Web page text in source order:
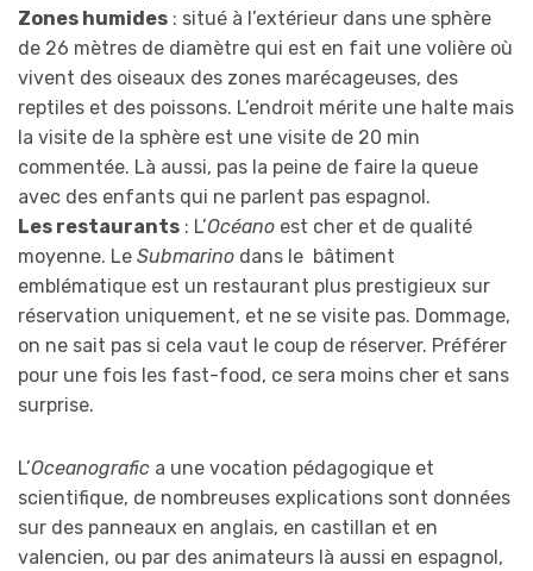
Zones humides : situé à l’extérieur dans une sphère
de 26 mètres de diamètre qui est en fait une volière où
vivent des oiseaux des zones marécageuses, des
reptiles et des poissons. L’endroit mérite une halte mais
la visite de la sphère est une visite de 20 min
commentée. Là aussi, pas la peine de faire la queue
avec des enfants qui ne parlent pas espagnol.
Les restaurants : L’Océano est cher et de qualité
moyenne. Le Submarino dans le bâtiment
emblématique est un restaurant plus prestigieux sur
réservation uniquement, et ne se visite pas. Dommage,
on ne sait pas si cela vaut le coup de réserver. Préférer
pour une fois les fast-food, ce sera moins cher et sans
surprise.
L’Oceanografic a une vocation pédagogique et
scientifique, de nombreuses explications sont données
sur des panneaux en anglais, en castillan et en
valencien, ou par des animateurs là aussi en espagnol,